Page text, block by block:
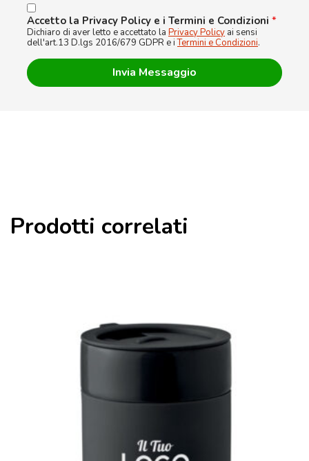
Accetto la Privacy Policy e i Termini e Condizioni *
Dichiaro di aver letto e accettato la Privacy Policy ai sensi
dell'art.13 D.lgs 2016/679 GDPR e iTermini e Condizioni.
Prodotti correlati